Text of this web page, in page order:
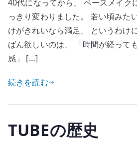
40代になってから、 ベースメイク
っきり変わりました。 若い頃みた
けがきれいなら満足、 というわけ
ばん欲しいのは、 「時間が経って
感」 […]
続きを読む
TUBEの歴史